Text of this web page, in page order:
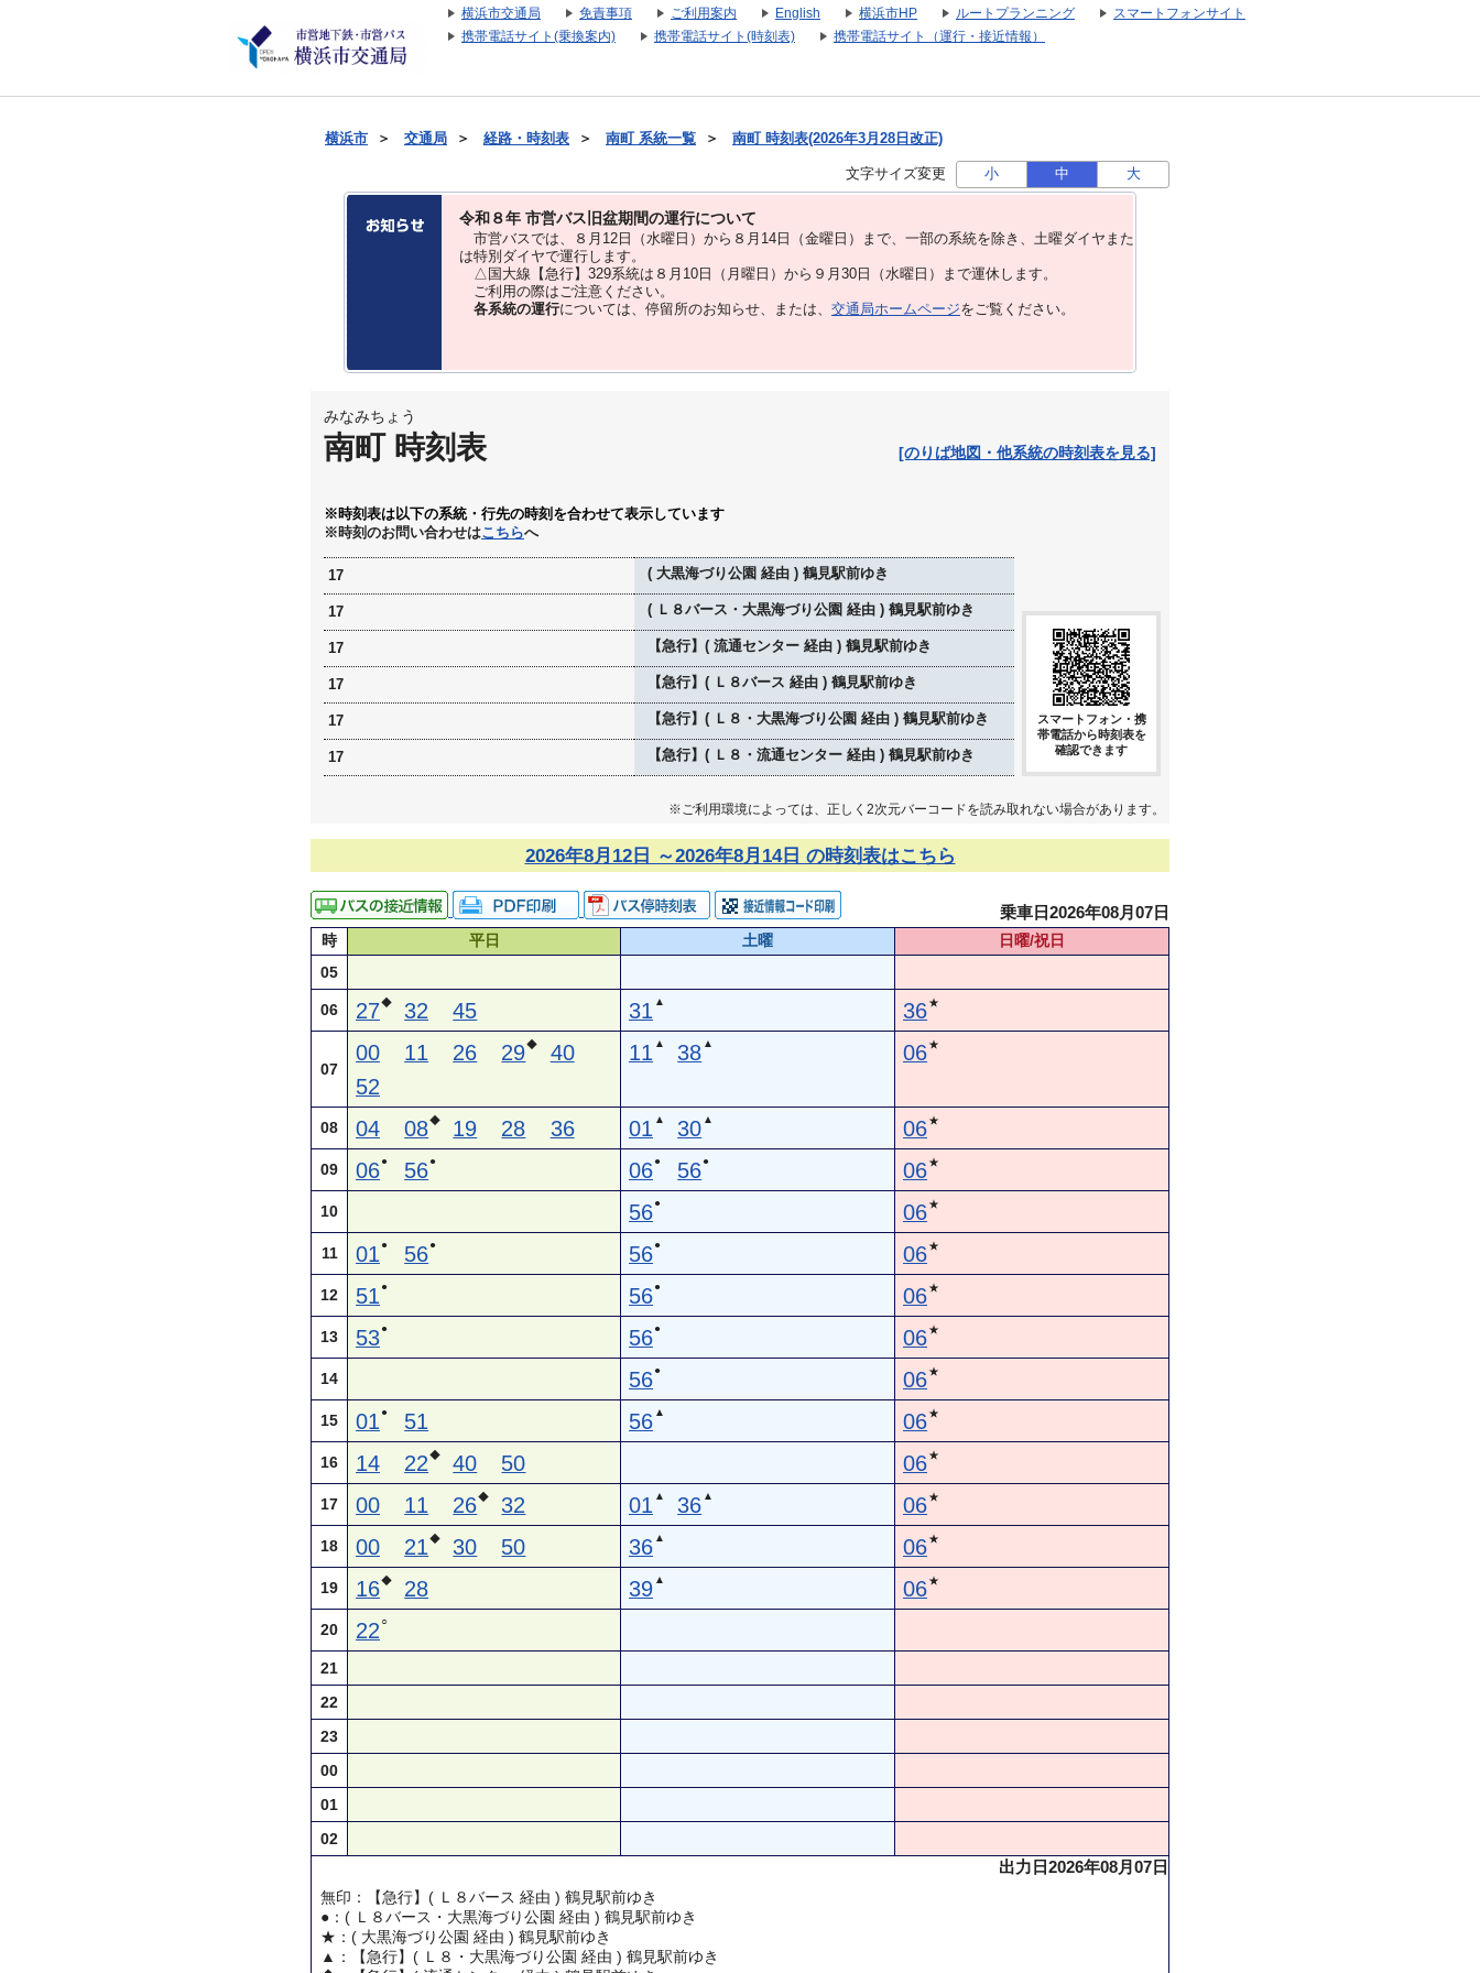
横浜市交通局 免責事項 ご利用案内 English 横浜市HP ルートプランニング
スマートフォンサイト
携帯電話サイト(乗換案内)
携帯電話サイト(時刻表) 携帯電話サイト（運行・接近情報）
横浜市 ＞ 交通局 ＞ 経路・時刻表 ＞ 南町 系統一覧 ＞ 南町 時刻表(2026年3月28日改正)
文字サイズ変更 小 中 大
令和８年 市営バス旧盆期間の運行について
市営バスでは、８⽉12⽇（水曜日）から８⽉14⽇（金曜日）まで、⼀部の系統を除き、⼟曜ダイヤまた
は特別ダイヤで運⾏します。
△国大線【急行】329系統は８月10日（月曜日）から９月30日（水曜日）まで運休します。
ご利用の際はご注意ください。
各系統の運行については、停留所のお知らせ、または、 交通局ホームページをご覧ください。
みなみちょう
南町 時刻表 [のりば地図・他系統の時刻表を見る]
※時刻表は以下の系統・行先の時刻を合わせて表示しています
※時刻のお問い合わせはこちらへ
17 ( 大黒海づり公園 経由 ) 鶴見駅前ゆき
17 ( Ｌ８バース・大黒海づり公園 経由 ) 鶴見駅前ゆき
17 【急行】( 流通センター 経由 ) 鶴見駅前ゆき
17 【急行】( Ｌ８バース 経由 ) 鶴見駅前ゆき
17 【急行】( Ｌ８・大黒海づり公園 経由 ) 鶴見駅前ゆき
17 【急行】( Ｌ８・流通センター 経由 ) 鶴見駅前ゆき
スマートフォン・携
帯電話から時刻表を
確認できます
※ご利用環境によっては、正しく2次元バーコードを読み取れない場合があります。
2026年8月12日 ～2026年8月14日 の時刻表はこちら
乗車日2026年08月07日
時 平日 土曜
日曜/祝日
05
06 27◆ 32 45 31 ▲ 36★
07
00 11 26 29◆
40
52
11 ▲ 38 ▲ 06★
08 04 08◆ 19 28 36 01 ▲ 30 ▲ 06★
09 06● 56● 06● 56● 06★
10 56● 06★
11 01 ● 56● 56● 06★
12 51 ● 56● 06★
13 53● 56● 06★
14 56● 06★
15 01 ● 51 56 ▲ 06★
16 14 22◆ 40 50 06★
17 00 11 26◆ 32 01 ▲ 36 ▲ 06★
18 00 21◆ 30 50 36 ▲ 06★
19 16◆ 28 39 ▲ 06★
20 22 ○
21
22
23
00
01
02
出力日2026年08月07日
無印：【急行】( Ｌ８バース 経由 ) 鶴見駅前ゆき
●：( Ｌ８バース・大黒海づり公園 経由 ) 鶴見駅前ゆき
★：( 大黒海づり公園 経由 ) 鶴見駅前ゆき
▲：【急行】( Ｌ８・大黒海づり公園 経由 ) 鶴見駅前ゆき